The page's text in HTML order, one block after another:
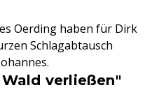
Oerding haben für Dirk
Schlagabtausch
verließen"